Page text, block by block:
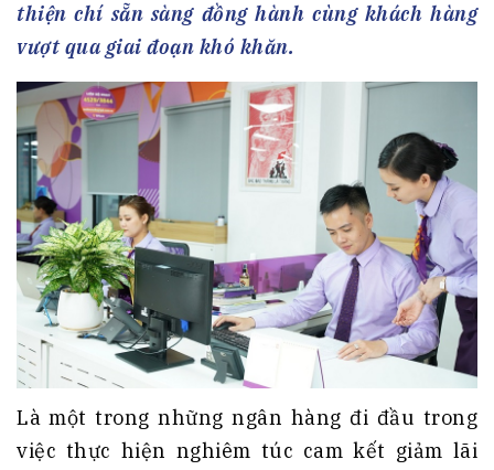
thiện chí sẵn sàng đồng hành cùng khách hàng
vượt qua giai đoạn khó khăn.
Là một trong những ngân hàng đi đầu trong
việc thực hiện nghiêm túc cam kết giảm lãi